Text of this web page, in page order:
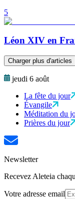
5
Léon XIV en
Charger plus d'articles
jeudi 6 août
La fête du jour
Évangile
Méditation du
Prières du jour
Newsletter
Recevez Aleteia
Votre adresse email